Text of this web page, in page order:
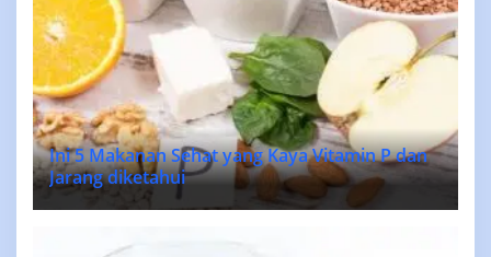
Ini 5 Makanan Sehat yang Kaya Vitamin P dan
Jarang diketahui